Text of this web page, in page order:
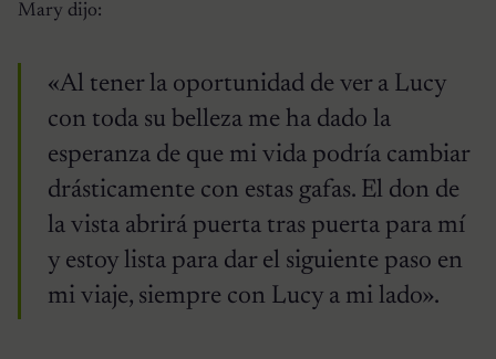
Mary dijo:
«Al tener la oportunidad de ver a Lucy
con toda su belleza me ha dado la
esperanza de que mi vida podría cambiar
drásticamente con estas gafas. El don de
la vista abrirá puerta tras puerta para mí
y estoy lista para dar el siguiente paso en
mi viaje, siempre con Lucy a mi lado».